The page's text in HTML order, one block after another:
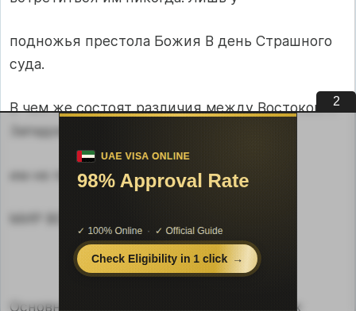
подножья престола Божия В день Страшного
суда.
В чем же состоят различия между Востоком и
Западом? И действительно ли
им не понять друг друга?
Основные духовные ценности восточных
1